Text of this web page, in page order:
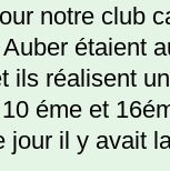
notre club
étaient
ils réalisent
éme et
jour il y avait